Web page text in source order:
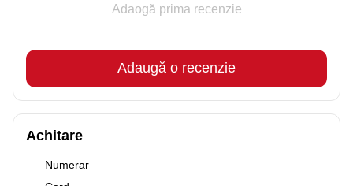
Adaogă prima recenzie
Adaugă o recenzie
Achitare
Numerar